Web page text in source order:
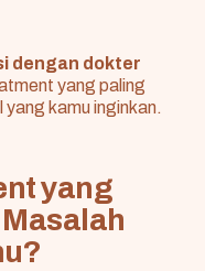
dengan dokter
yang paling
yang kamu inginkan.
yang